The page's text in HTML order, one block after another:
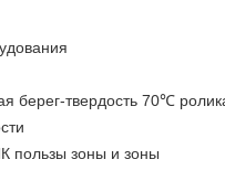
берег-твердость 70℃
пользы зоны и зоны